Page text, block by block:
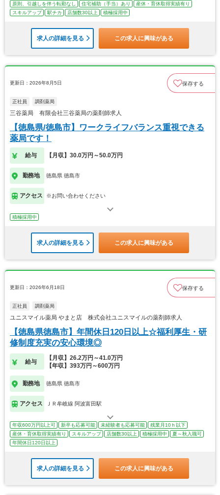
原則、引越しを伴う転勤なし
住宅補助（手当）あり
産休・育休取得実績有り
スキルアップ
駅チカ 店舗数30以上 積極採用中
求人の詳細を見る この求人に興味がある
更新日：2026年8月5日 保存する
正社員 調剤薬局
三谷薬局 有限会社三谷薬局の薬剤師求人
【徳島県/徳島市】ワークライフバランス重視できる
薬局です！
給与 【月収】30.0万円～50.0万円
勤務地 徳島県 徳島市
アクセス ※お問い合わせください
積極採用中
求人の詳細を見る この求人に興味がある
更新日：2026年6月18日 保存する
正社員 調剤薬局
ユニスマイル薬局 やまと店 株式会社ユニスマイルの薬剤師求人
【徳島県徳島市】年間休日120日以上☆福利厚生・研
修制度充実の安心環境◎
給与
【月収】26.2万円～41.0万円
【年収】393万円～600万円
勤務地 徳島県 徳島市
アクセス ＪＲ牟岐線 阿波富田駅
年収600万円以上可 新卒も応募可能 未経験者も応募可能
残業月10ｈ以下
産休・育休取得実績有り
スキルアップ 店舗数30以上 積極採用中
夏～秋入職可
年間休日120日以上
求人の詳細を見る この求人に興味がある